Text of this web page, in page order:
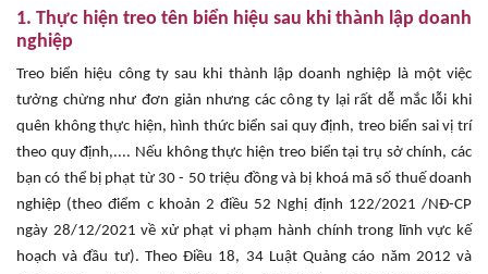
1. Thực hiện treo tên biển hiệu sau khi thành lập doanh
nghiệp
Treo biển hiệu công ty sau khi thành lập doanh nghiệp là một việc
tưởng chừng như đơn giản nhưng các công ty lại rất dễ mắc lỗi khi
quên không thực hiện, hình thức biển sai quy định, treo biển sai vị trí
theo quy định,.... Nếu không thực hiện treo biển tại trụ sở chính, các
bạn có thể bị phạt từ 30 - 50 triệu đồng và bị khoá mã số thuế doanh
nghiệp (theo điểm c khoản 2 điều 52 Nghị định 122/2021 /NĐ-CP
ngày 28/12/2021 về xử phạt vi phạm hành chính trong lĩnh vực kế
hoạch và đầu tư). Theo Điều 18, 34 Luật Quảng cáo năm 2012 và